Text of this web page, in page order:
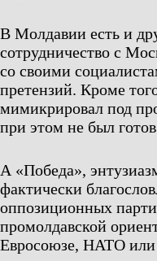
В Молдавии есть и
сотрудничество с
со своими
претензий. Кроме
мимикрировал под
при этом не был
А «Победа»,
фактически
оппозиционных
промолдавской
Евросоюзе, НАТО